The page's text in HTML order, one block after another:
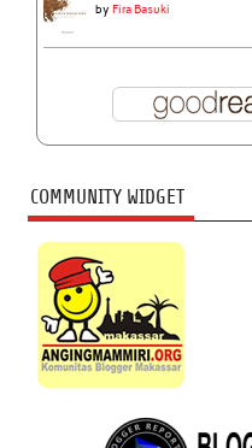
byFira Basuki
COMMUNITY WIDGET